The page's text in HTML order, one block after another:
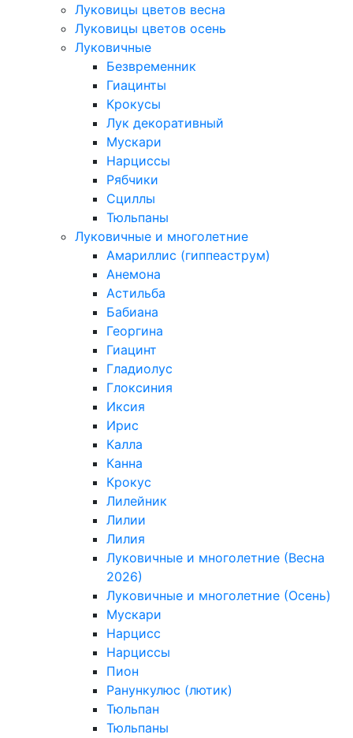
Луковицы цветов весна
Луковицы цветов осень
Луковичные
Безвременник
Гиацинты
Крокусы
Лук декоративный
Мускари
Нарциссы
Рябчики
Сциллы
Тюльпаны
Луковичные и многолетние
Амариллис (гиппеаструм)
Анемона
Астильба
Бабиана
Георгина
Гиацинт
Гладиолус
Глоксиния
Иксия
Ирис
Калла
Канна
Крокус
Лилейник
Лилии
Лилия
Луковичные и многолетние (Весна
2026)
Луковичные и многолетние (Осень)
Мускари
Нарцисс
Нарциссы
Пион
Ранункулюс (лютик)
Тюльпан
Тюльпаны